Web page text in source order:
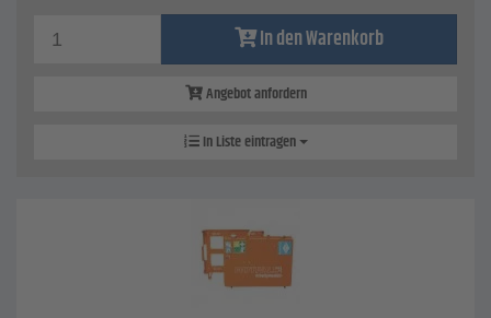
In den Warenkorb
Angebot anfordern
In Liste eintragen